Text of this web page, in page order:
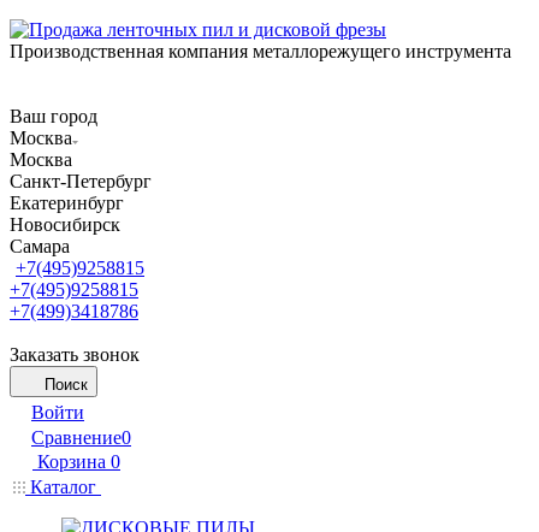
Производственная компания металлорежущего инструмента
Ваш город
Москва
Москва
Санкт-Петербург
Екатеринбург
Новосибирск
Самара
+7(495)9258815
+7(495)9258815
+7(499)3418786
Заказать звонок
Поиск
Войти
Сравнение0
Корзина 0
Каталог